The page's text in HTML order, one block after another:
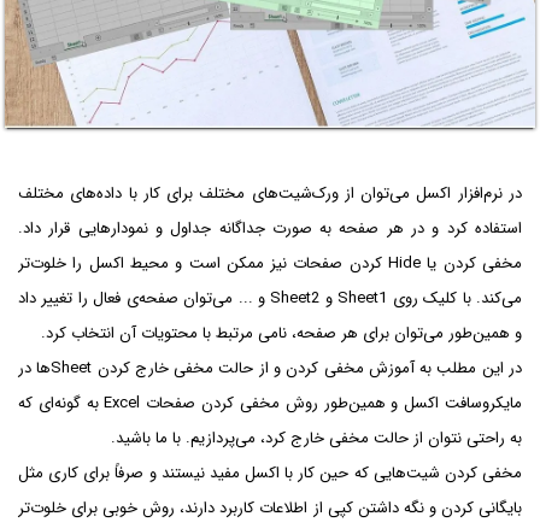
در نرم‌افزار اکسل می‌توان از ورک‌شیت‌های مختلف برای کار با داده‌های مختلف
استفاده کرد و در هر صفحه به صورت جداگانه جداول و نمودارهایی قرار داد.
مخفی کردن یا Hide کردن صفحات نیز ممکن است و محیط اکسل را خلوت‌تر
می‌کند. با کلیک روی Sheet1‌ و Sheet2 و ... می‌توان صفحه‌ی فعال را تغییر داد
و همین‌طور می‌توان برای هر صفحه، نامی مرتبط با محتویات آن انتخاب کرد.
در این مطلب به آموزش مخفی کردن و از حالت مخفی خارج کردن Sheetها در
مایکروسافت اکسل و همین‌طور روش مخفی کردن صفحات Excel به گونه‌ای که
به راحتی نتوان از حالت مخفی خارج کرد، می‌پردازیم. با ما باشید.
مخفی کردن شیت‌هایی که حین کار با اکسل مفید نیستند و صرفاً‌ برای کاری مثل
بایگانی کردن و نگه داشتن کپی از اطلاعات کاربرد دارند، روش خوبی برای خلوت‌تر